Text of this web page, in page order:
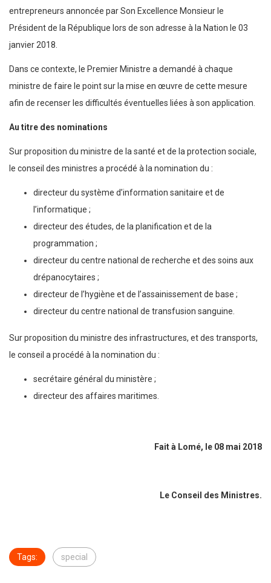
entrepreneurs annoncée par Son Excellence Monsieur le
Président de la République lors de son adresse à la Nation le 03
janvier 2018.
Dans ce contexte, le Premier Ministre a demandé à chaque
ministre de faire le point sur la mise en œuvre de cette mesure
afin de recenser les difficultés éventuelles liées à son application.
Au titre des nominations
Sur proposition du ministre de la santé et de la protection sociale,
le conseil des ministres a procédé à la nomination du :
directeur du système d’information sanitaire et de
l’informatique ;
directeur des études, de la planification et de la
programmation ;
directeur du centre national de recherche et des soins aux
drépanocytaires ;
directeur de l’hygiène et de l’assainissement de base ;
directeur du centre national de transfusion sanguine.
Sur proposition du ministre des infrastructures, et des transports,
le conseil a procédé à la nomination du :
secrétaire général du ministère ;
directeur des affaires maritimes.
Fait à Lomé, le 08 mai 2018
Le Conseil des Ministres.
Tags: special